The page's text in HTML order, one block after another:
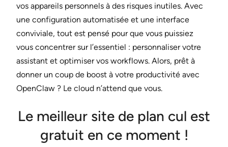
vos appareils personnels à des risques inutiles. Avec
une configuration automatisée et une interface
conviviale, tout est pensé pour que vous puissiez
vous concentrer sur l’essentiel : personnaliser votre
assistant et optimiser vos workflows. Alors, prêt à
donner un coup de boost à votre productivité avec
OpenClaw ? Le cloud n’attend que vous.
Le meilleur site de plan cul est
gratuit en ce moment !